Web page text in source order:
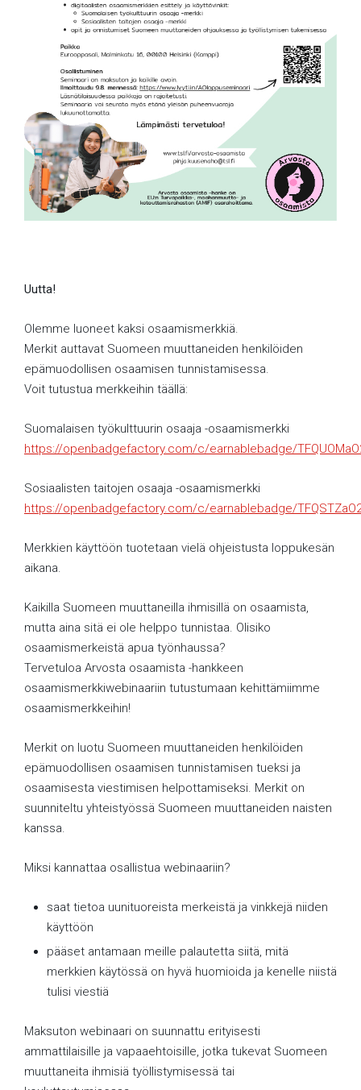
Uutta!
Olemme luoneet kaksi osaamismerkkiä.
Merkit auttavat Suomeen muuttaneiden henkilöiden
epämuodollisen osaamisen tunnistamisessa.
Voit tutustua merkkeihin täällä:
Suomalaisen työkulttuurin osaaja -osaamismerkki
https://openbadgefactory.com/c/earnablebadge/
Sosiaalisten taitojen osaaja -osaamismerkki
https://openbadgefactory.com/c/earnablebadge/
Merkkien käyttöön tuotetaan vielä ohjeistusta loppukesän
aikana.
Kaikilla Suomeen muuttaneilla ihmisillä on osaamista,
mutta aina sitä ei ole helppo tunnistaa. Olisiko
osaamismerkeistä apua työnhaussa?
Tervetuloa Arvosta osaamista -hankkeen
osaamismerkkiwebinaariin tutustumaan kehittämiimme
osaamismerkkeihin!
Merkit on luotu Suomeen muuttaneiden henkilöiden
epämuodollisen osaamisen tunnistamisen tueksi ja
osaamisesta viestimisen helpottamiseksi. Merkit on
suunniteltu yhteistyössä Suomeen muuttaneiden naisten
kanssa.
Miksi kannattaa osallistua webinaariin?
saat tietoa uunituoreista merkeistä ja vinkkejä niiden
käyttöön
pääset antamaan meille palautetta siitä, mitä
merkkien käytössä on hyvä huomioida ja kenelle niistä
tulisi viestiä
Maksuton webinaari on suunnattu erityisesti
ammattilaisille ja vapaaehtoisille, jotka tukevat Suomeen
muuttaneita ihmisiä työllistymisessä tai